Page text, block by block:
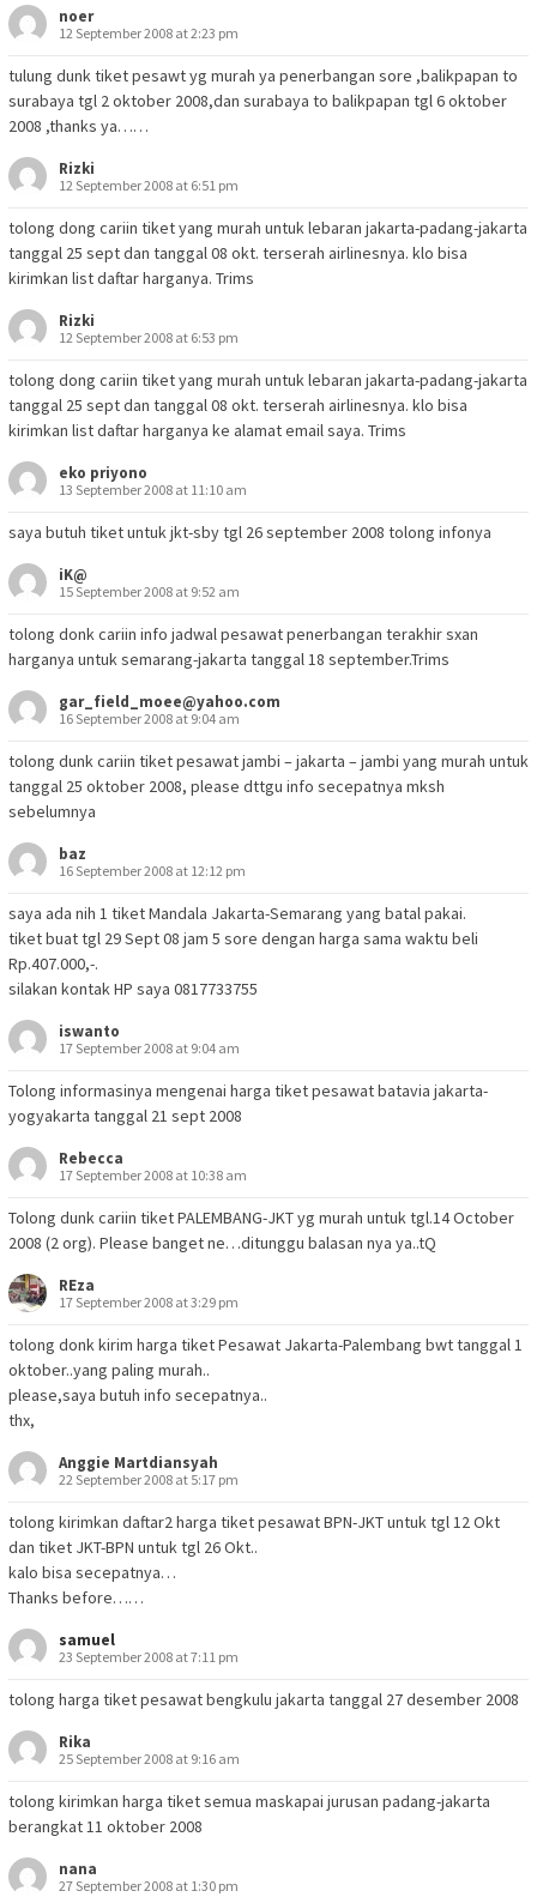
noer
12 September 2008 at 2:23 pm
tulung dunk tiket pesawt yg murah ya penerbangan sore ,balikpapan to
surabaya tgl 2 oktober 2008,dan surabaya to balikpapan tgl 6 oktober
2008 ,thanks ya……
Rizki
12 September 2008 at 6:51 pm
tolong dong cariin tiket yang murah untuk lebaran jakarta-padang-jakarta
tanggal 25 sept dan tanggal 08 okt. terserah airlinesnya. klo bisa
kirimkan list daftar harganya. Trims
Rizki
12 September 2008 at 6:53 pm
tolong dong cariin tiket yang murah untuk lebaran jakarta-padang-jakarta
tanggal 25 sept dan tanggal 08 okt. terserah airlinesnya. klo bisa
kirimkan list daftar harganya ke alamat email saya. Trims
eko priyono
13 September 2008 at 11:10 am
saya butuh tiket untuk jkt-sby tgl 26 september 2008 tolong infonya
iK@
15 September 2008 at 9:52 am
tolong donk cariin info jadwal pesawat penerbangan terakhir sxan
harganya untuk semarang-jakarta tanggal 18 september.Trims
gar_field_moee@yahoo.com
16 September 2008 at 9:04 am
tolong dunk cariin tiket pesawat jambi – jakarta – jambi yang murah untuk
tanggal 25 oktober 2008, please dttgu info secepatnya mksh
sebelumnya
baz
16 September 2008 at 12:12 pm
saya ada nih 1 tiket Mandala Jakarta-Semarang yang batal pakai.
tiket buat tgl 29 Sept 08 jam 5 sore dengan harga sama waktu beli
Rp.407.000,-.
silakan kontak HP saya 0817733755
iswanto
17 September 2008 at 9:04 am
Tolong informasinya mengenai harga tiket pesawat batavia jakarta-
yogyakarta tanggal 21 sept 2008
Rebecca
17 September 2008 at 10:38 am
Tolong dunk cariin tiket PALEMBANG-JKT yg murah untuk tgl.14 October
2008 (2 org). Please banget ne…ditunggu balasan nya ya..tQ
REza
17 September 2008 at 3:29 pm
tolong donk kirim harga tiket Pesawat Jakarta-Palembang bwt tanggal 1
oktober..yang paling murah..
please,saya butuh info secepatnya..
thx,
Anggie Martdiansyah
22 September 2008 at 5:17 pm
tolong kirimkan daftar2 harga tiket pesawat BPN-JKT untuk tgl 12 Okt
dan tiket JKT-BPN untuk tgl 26 Okt..
kalo bisa secepatnya…
Thanks before……
samuel
23 September 2008 at 7:11 pm
tolong harga tiket pesawat bengkulu jakarta tanggal 27 desember 2008
Rika
25 September 2008 at 9:16 am
tolong kirimkan harga tiket semua maskapai jurusan padang-jakarta
berangkat 11 oktober 2008
nana
27 September 2008 at 1:30 pm